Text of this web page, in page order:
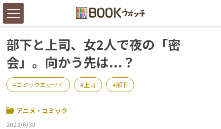
部下と上司、女2人で夜の「密
会」。向かう先は...？
コミックエッセイ 上司 部下
アニメ・コミック
2023/6/30